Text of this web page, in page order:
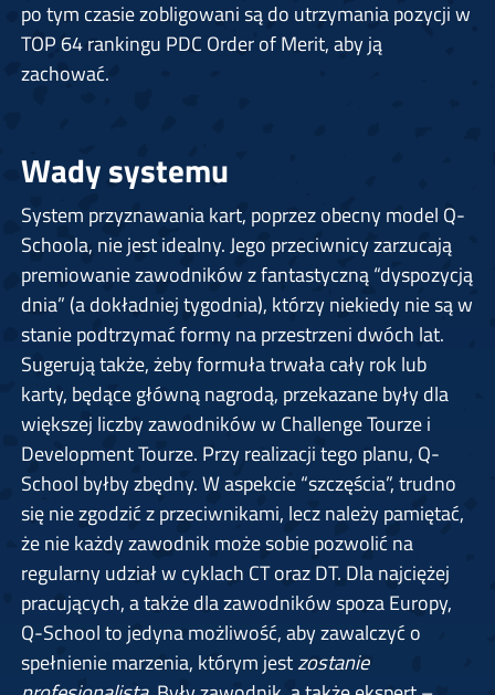
po tym czasie zobligowani są do utrzymania pozycji w
TOP 64 rankingu PDC Order of Merit, aby ją
zachować.
Wady systemu
System przyznawania kart, poprzez obecny model Q-
Schoola, nie jest idealny. Jego przeciwnicy zarzucają
premiowanie zawodników z fantastyczną “dyspozycją
dnia” (a dokładniej tygodnia), którzy niekiedy nie są w
stanie podtrzymać formy na przestrzeni dwóch lat.
Sugerują także, żeby formuła trwała cały rok lub
karty, będące główną nagrodą, przekazane były dla
większej liczby zawodników w Challenge Tourze i
Development Tourze. Przy realizacji tego planu, Q-
School byłby zbędny. W aspekcie “szczęścia”, trudno
się nie zgodzić z przeciwnikami, lecz należy pamiętać,
że nie każdy zawodnik może sobie pozwolić na
regularny udział w cyklach CT oraz DT. Dla najciężej
pracujących, a także dla zawodników spoza Europy,
Q-School to jedyna możliwość, aby zawalczyć o
spełnienie marzenia, którym jestzostanie